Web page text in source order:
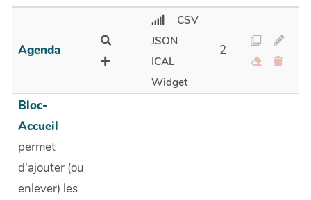
Agenda
CSV
JSON
ICAL
Widget
2
Bloc-
Accueil
permet
d'ajouter (ou
enlever) les